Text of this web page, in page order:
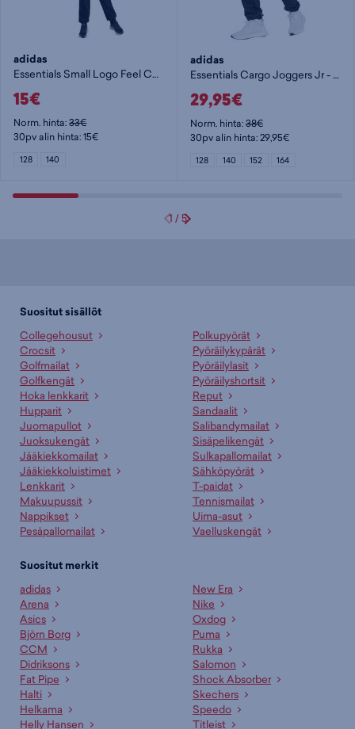
adidas
Essentials Small Logo Feel Cozy Fleece Joggers Kids Jr - lasten collegehousut
15€
Norm. hinta:33€
30pv alin hinta: 15€
128 140
adidas
Essentials Cargo Joggers Jr - lasten collegehousut
29,95€
Norm. hinta:38€
30pv alin hinta: 29,95€
128 140 152 164
1 /5
Suositut sisällöt
Collegehousut
Crocsit
Golfmailat
Golfkengät
Hoka lenkkarit
Hupparit
Juomapullot
Juoksukengät
Jääkiekkomailat
Jääkiekkoluistimet
Lenkkarit
Makuupussit
Nappikset
Pesäpallomailat
Polkupyörät
Pyöräilykypärät
Pyöräilylasit
Pyöräilyshortsit
Reput
Sandaalit
Salibandymailat
Sisäpelikengät
Sulkapallomailat
Sähköpyörät
T-paidat
Tennismailat
Uima-asut
Vaelluskengät
Suositut merkit
adidas
Arena
Asics
Björn Borg
CCM
Didriksons
Fat Pipe
Halti
Helkama
Helly Hansen
New Era
Nike
Oxdog
Puma
Rukka
Salomon
Shock Absorber
Skechers
Speedo
Titleist